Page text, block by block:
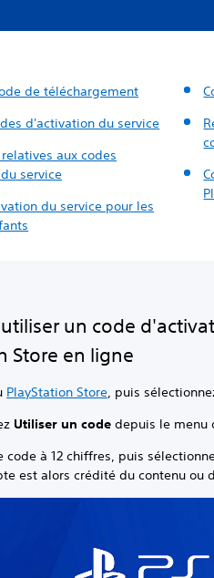
de téléchargement
d'activation du service
aux codes
service
du service pour les
un code
Store en ligne
PlayStation Store, puis
Utiliser un code depuis le menu
code à 12 chiffres, puis
est alors crédité du contenu ou